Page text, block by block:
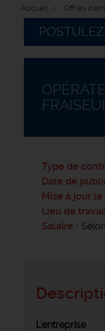
Accueil Offres
POSTULEZ
Type de
Date de
Mise à jour le
Lieu de
Salaire
L'entreprise